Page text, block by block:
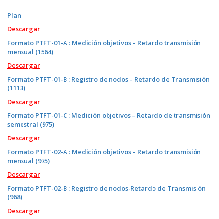
Plan
Descargar
Formato PTFT-01-A : Medición objetivos – Retardo transmisión
mensual (1564)
Descargar
Formato PTFT-01-B : Registro de nodos – Retardo de Transmisión
(1113)
Descargar
Formato PTFT-01-C : Medición objetivos – Retardo de transmisión
semestral (975)
Descargar
Formato PTFT-02-A : Medición objetivos – Retardo transmisión
mensual (975)
Descargar
Formato PTFT-02-B : Registro de nodos-Retardo de Transmisión
(968)
Descargar